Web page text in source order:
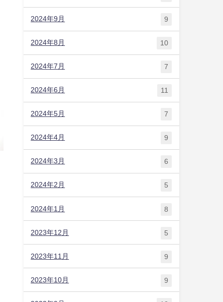
2024年9月 9
2024年8月 10
2024年7月 7
2024年6月 11
2024年5月 7
2024年4月 9
2024年3月 6
2024年2月 5
2024年1月 8
2023年12月 5
2023年11月 9
2023年10月 9